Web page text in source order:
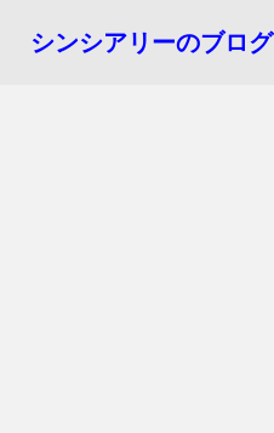
シンシアリーのブログ